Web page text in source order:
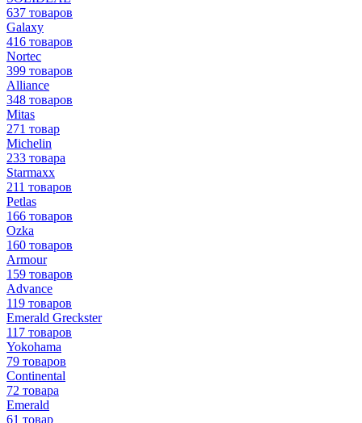
637 товаров
Galaxy
416 товаров
Nortec
399 товаров
Alliance
348 товаров
Mitas
271 товар
Michelin
233 товара
Starmaxx
211 товаров
Petlas
166 товаров
Ozka
160 товаров
Armour
159 товаров
Advance
119 товаров
Emerald Greckster
117 товаров
Yokohama
79 товаров
Continental
72 товара
Emerald
61 товар